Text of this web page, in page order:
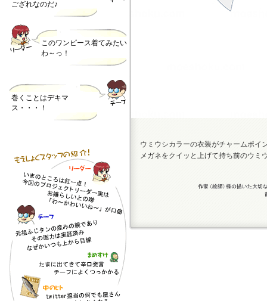
ござれなのだ♪
このワンピース着てみたい
わ～っ！
巻くことはデキマ
ス・・・！
ウミウシカラーの衣装がチャームポイ
メガネをクイッと上げて持ち前のウミ